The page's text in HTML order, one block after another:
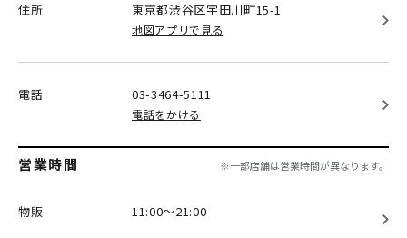
住所 東京都渋谷区宇田川町15-1
地図アプリで見る
電話 03-3464-5111
電話をかける
営業時間 ※一部店舗は営業時間が異なります。
物販 11:00～21:00